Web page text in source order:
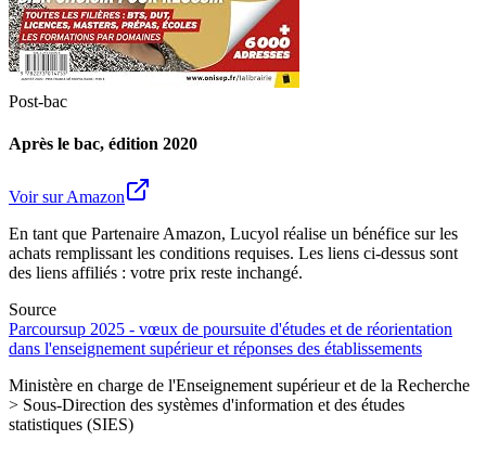
Post-bac
Après le bac, édition 2020
Voir sur Amazon
En tant que Partenaire Amazon, Lucyol réalise un bénéfice sur les
achats remplissant les conditions requises. Les liens ci-dessus sont
des liens affiliés : votre prix reste inchangé.
Source
Parcoursup 2025 - vœux de poursuite d'études et de réorientation
dans l'enseignement supérieur et réponses des établissements
Ministère en charge de l'Enseignement supérieur et de la Recherche
> Sous-Direction des systèmes d'information et des études
statistiques (SIES)